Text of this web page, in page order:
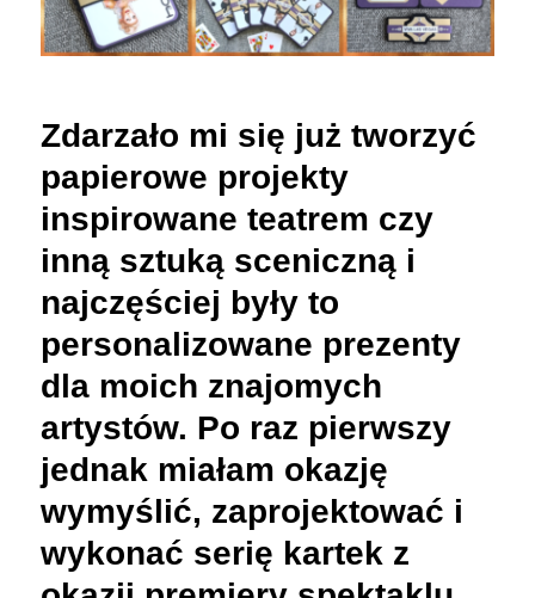
Zdarzało mi się już tworzyć
papierowe projekty
inspirowane teatrem czy
inną sztuką sceniczną i
najczęściej były to
personalizowane prezenty
dla moich znajomych
artystów. Po raz pierwszy
jednak miałam okazję
wymyślić, zaprojektować i
wykonać serię kartek z